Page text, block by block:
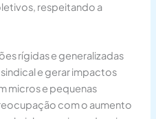
respeitando a
rígidas e generalizadas
e gerar impactos
micros e pequenas
com o aumento